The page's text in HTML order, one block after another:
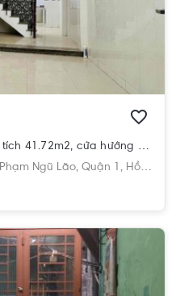
Nhà phố thiết kế 3 tầng diện tích 41.72m2, cửa hướng Đông Bắc.
Phạm Ngũ Lão, Quận 1, Hồ Chí Minh